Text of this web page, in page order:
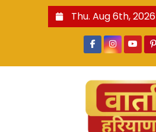
Thu. Aug 6th, 2026